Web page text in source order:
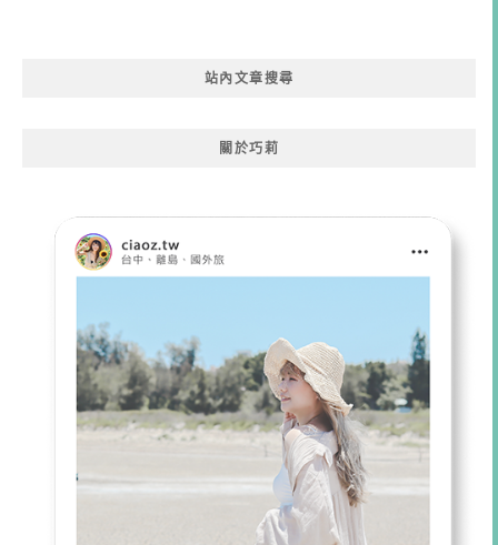
站內文章搜尋
關於巧莉